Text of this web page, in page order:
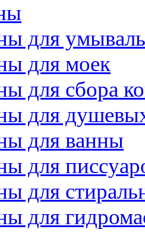
для
для моек
для сбора
для
для ванны
для
для
для